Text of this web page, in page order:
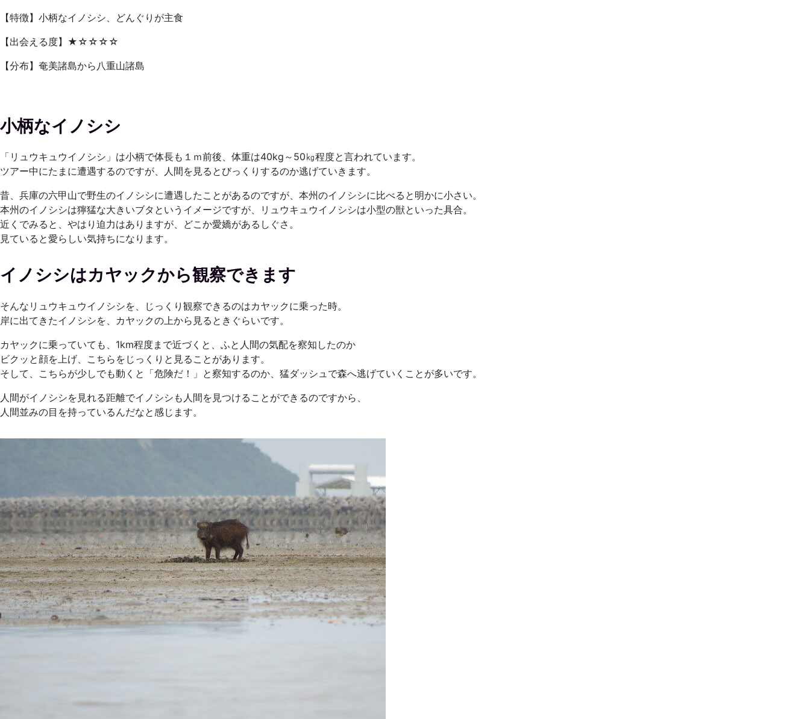
【特徴】小柄なイノシシ、どんぐりが主食
【出会える度】★☆☆☆☆
【分布】奄美諸島から八重山諸島
小柄なイノシシ
「リュウキュウイノシシ」は小柄で体長も１ｍ前後、体重は40kg～50㎏程度と言われています。
ツアー中にたまに遭遇するのですが、人間を見るとびっくりするのか逃げていきます。
昔、兵庫の六甲山で野生のイノシシに遭遇したことがあるのですが、本州のイノシシに比べると明かに小さい。
本州のイノシシは獰猛な大きいブタというイメージですが、リュウキュウイノシシは小型の獣といった具合。
近くでみると、やはり迫力はありますが、どこか愛嬌があるしぐさ。
見ていると愛らしい気持ちになります。
イノシシはカヤックから観察できます
そんなリュウキュウイノシシを、じっくり観察できるのはカヤックに乗った時。
岸に出てきたイノシシを、カヤックの上から見るときぐらいです。
カヤックに乗っていても、1km程度まで近づくと、ふと人間の気配を察知したのか
ビクッと顔を上げ、こちらをじっくりと見ることがあります。
そして、こちらが少しでも動くと「危険だ！」と察知するのか、猛ダッシュで森へ逃げていくことが多いです。
人間がイノシシを見れる距離でイノシシも人間を見つけることができるのですから、
人間並みの目を持っているんだなと感じます。